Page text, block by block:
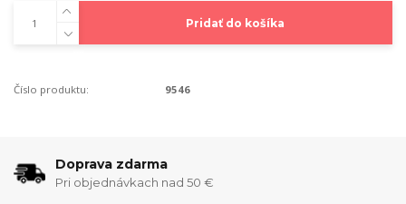
Pridať do košíka
Číslo produktu: 9546
Doprava zdarma
Pri objednávkach nad 50 €